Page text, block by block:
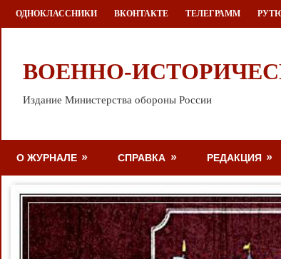
Перейти
к
ОДНОКЛАССНИКИ ВКОНТАКТЕ ТЕЛЕГРАММ
ВОЕННО-
Издание Министерства обороны России
О ЖУРНАЛЕ СПРАВКА РЕДАКЦИЯ